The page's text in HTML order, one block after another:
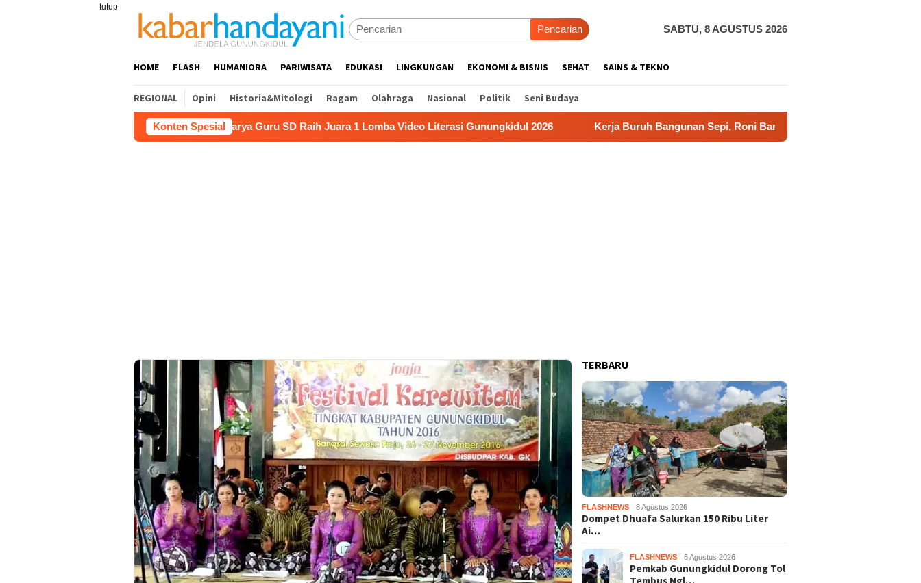
tutup
Pencarian SABTU, 8 AGUSTUS 2026
HOME FLASH HUMANIORA PARIWISATA EDUKASI LINGKUNGAN EKONOMI & BISNIS SEHAT SAINS & TEKNO
REGIONAL Opini Historia&Mitologi Ragam Olahraga Nasional Politik Seni Budaya
Konten Spesial
Film “Nalar” Karya Guru SD Raih Juara 1 Lomba Video Literasi Gunungkidul 2026 Kerja Buruh Bangunan Sepi, Roni Banting Stir Tanam Melon Untung Rp40 Juta
TERBARU
FLASHNEWS 8 Agustus 2026
Dompet Dhuafa Salurkan 150 Ribu Liter
Ai…
FLASHNEWS 6 Agustus 2026
Pemkab Gunungkidul Dorong Tol
Tembus Ngl…